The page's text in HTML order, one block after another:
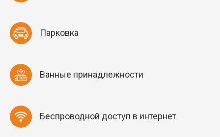
Парковка
Ванные принадлежности
Беспроводной доступ в интернет